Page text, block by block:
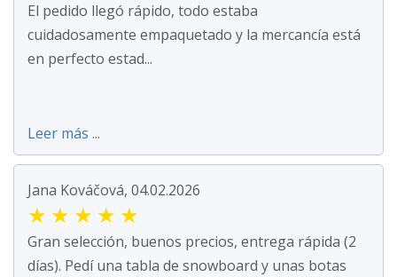
El pedido llegó rápido, todo estaba
cuidadosamente empaquetado y la mercancía está
en perfecto estad...
Leer más ...
Jana Kováčová, 04.02.2026
★ ★ ★ ★ ★
Gran selección, buenos precios, entrega rápida (2
días). Pedí una tabla de snowboard y unas botas